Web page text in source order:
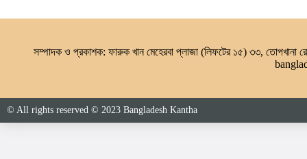
সম্পাদক ও প্রকাশক: ফারুক খান মেহেরবা প্লাজা (লিফটের ১৫) ৩৩, তোপখানা
© All rights reserved © 2023 Bangladesh Kantha